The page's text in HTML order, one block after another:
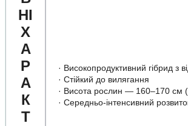
НІ
Х
А
Р
А
К
Т
· Високопродуктивний гібрид з
· Стійкий до вилягання
· Висота рослин — 160–170 см
· Середньо-інтенсивний